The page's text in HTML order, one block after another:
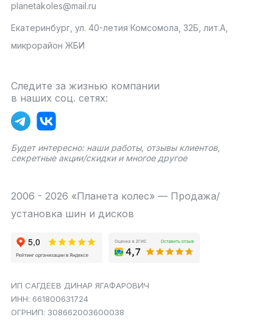
planetakoles@mail.ru
Екатеринбург, ул. 40-летия Комсомола, 32Б, лит.А,
микрорайон ЖБИ
Следите за жизнью компании
в наших соц. сетях:
Будет интересно: наши работы, отзывы клиентов,
секретные акции/скидки и многое другое
2006 - 2026 «Планета колес» — Продажа/
установка шин и дисков
ИП САГДЕЕВ ДИНАР ЯГАФАРОВИЧ
ИНН: 661800631724
ОГРНИП: 308662003600038